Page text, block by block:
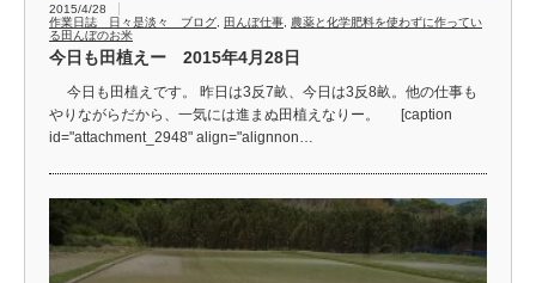
2015/4/28
作業日誌 日々是淡々 ブログ
田んぼ仕事
農薬と化学肥料を使わずに作ってい
る田んぼのお米
今日も田植えー 2015年4月28日
今日も田植えです。 昨日は3反7畝、今日は3反8畝。他の仕事も
やりながらだから、一気には進まぬ田植えなりー。 [caption
id="attachment_2948" align="alignnon…